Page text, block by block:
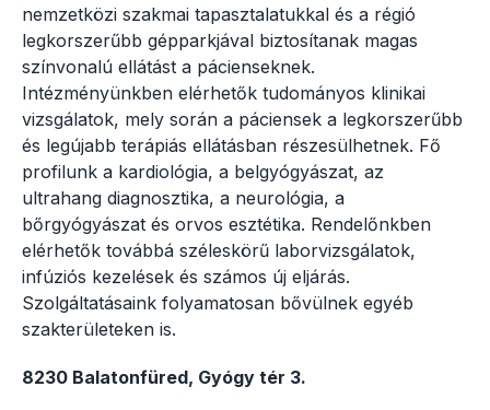
nemzetközi szakmai tapasztalatukkal és a régió
legkorszerűbb gépparkjával biztosítanak magas
színvonalú ellátást a pácienseknek.
Intézményünkben elérhetők tudományos klinikai
vizsgálatok, mely során a páciensek a legkorszerűbb
és legújabb terápiás ellátásban részesülhetnek. Fő
profilunk a kardiológia, a belgyógyászat, az
ultrahang diagnosztika, a neurológia, a
bőrgyógyászat és orvos esztétika. Rendelőnkben
elérhetők továbbá széleskörű laborvizsgálatok,
infúziós kezelések és számos új eljárás.
Szolgáltatásaink folyamatosan bővülnek egyéb
szakterületeken is.
8230 Balatonfüred, Gyógy tér 3.